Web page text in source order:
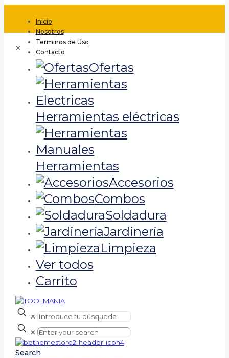
Inicio
Nosotros
Terminos de Uso
Contacto
✕
Ofertas
Herramientas eléctricas
Herramientas
Accesorios
Combos
Soldadura
Jardinería
Limpieza
Ver todos
Carrito
✕
✕
Search